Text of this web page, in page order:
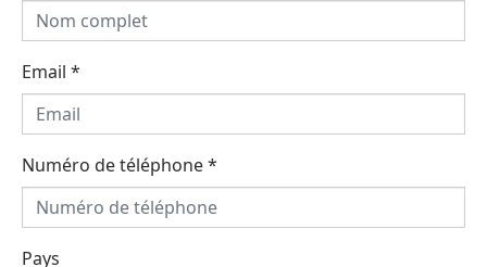
Email *
Numéro de téléphone*
Pays